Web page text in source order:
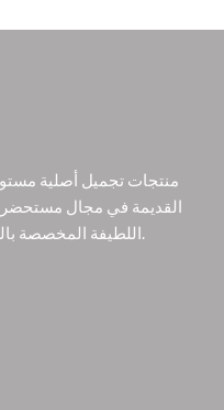
القديمة في مجال
اللطيفة المخصصة بالكامل للعناية بجمالك بأكثر الطرق طبيعية.